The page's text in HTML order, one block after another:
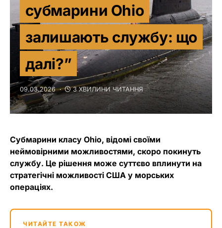
субмарини Ohio
залишають службу: що
далі?”
09.03.2026 3 ХВИЛИНИ ЧИТАННЯ
Субмарини класу Ohio, відомі своїми
неймовірними можливостями, скоро покинуть
службу. Це рішення може суттєво вплинути на
стратегічні можливості США у морських
операціях.
ЧИТАЙТЕ ТАКОЖ